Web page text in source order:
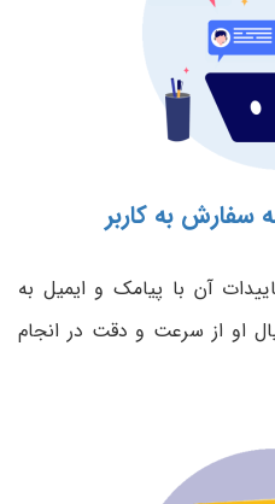
سفارش به کاربر
آن با پیامک و ایمیل به
او از سرعت و دقت در انجام